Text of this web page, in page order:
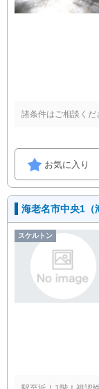
諸条件はご相談くだ
お気に入り
海老名市中央1（
スケルトン